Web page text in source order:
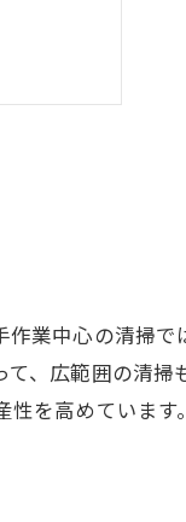
わるか
業中心の清掃
、広範囲の清掃
を高めています。